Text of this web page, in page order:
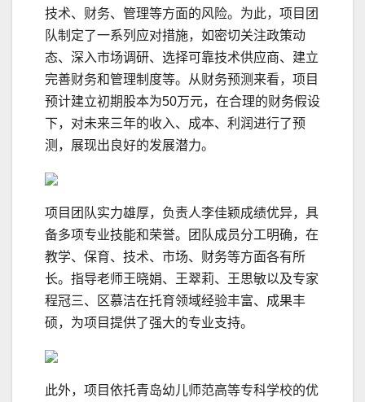
技术、财务、管理等方面的风险。为此，项目团
队制定了一系列应对措施，如密切关注政策动
态、深入市场调研、选择可靠技术供应商、建立
完善财务和管理制度等。从财务预测来看，项目
预计建立初期股本为50万元，在合理的财务假设
下，对未来三年的收入、成本、利润进行了预
测，展现出良好的发展潜力。
项目团队实力雄厚，负责人李佳颖成绩优异，具
备多项专业技能和荣誉。团队成员分工明确，在
教学、保育、技术、市场、财务等方面各有所
长。指导老师王晓娟、王翠莉、王思敏以及专家
程冠三、区慕洁在托育领域经验丰富、成果丰
硕，为项目提供了强大的专业支持。
此外，项目依托青岛幼儿师范高等专科学校的优